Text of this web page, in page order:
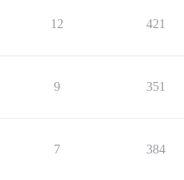
12 421
9 351
7 384